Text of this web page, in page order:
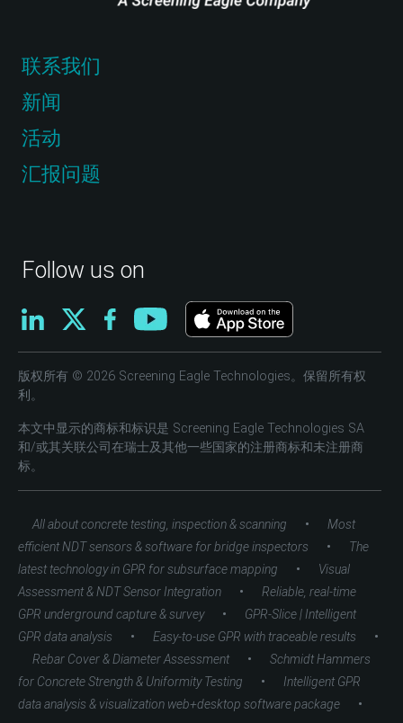
Follow us on
联系我们
新闻
活动
汇报问题
版权所有 © 2026 Screening Eagle Technologies。保留所有权
利。
本文中显示的商标和标识是 Screening Eagle Technologies SA
和/或其关联公司在瑞士及其他一些国家的注册商标和未注册商
标。
All about concrete testing, inspection & scanning •
Most
efficient NDT sensors & software for bridge inspectors
•
The
latest technology in GPR for subsurface mapping
•
Visual
Assessment & NDT Sensor Integration
•
Reliable, real-time
GPR underground capture & survey
•
GPR-Slice | Intelligent
GPR data analysis
• Easy-to-use GPR with traceable results •
Rebar Cover & Diameter Assessment •
Schmidt Hammers
for Concrete Strength & Uniformity Testing
•
Intelligent GPR
data analysis & visualization web+desktop software package
•